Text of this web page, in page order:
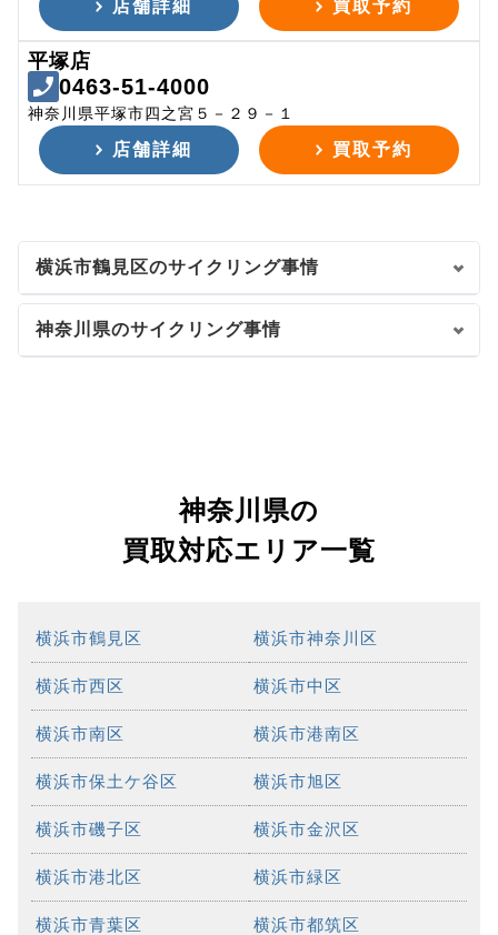
店舗詳細 買取予約
平塚店
0463-51-4000
神奈川県平塚市四之宮５－２９－１
店舗詳細 買取予約
横浜市鶴見区のサイクリング事情
神奈川県のサイクリング事情
神奈川県の
買取対応エリア一覧
横浜市鶴見区 横浜市神奈川区
横浜市西区 横浜市中区
横浜市南区 横浜市港南区
横浜市保土ケ谷区 横浜市旭区
横浜市磯子区 横浜市金沢区
横浜市港北区 横浜市緑区
横浜市青葉区 横浜市都筑区